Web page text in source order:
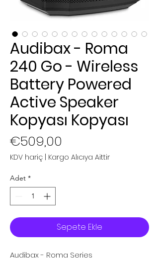
Audibax - Roma
240 Go - Wireless
Battery Powered
Active Speaker
Kopyası Kopyası
€509,00
KDV hariç Kargo Alıcıya Aittir
Adet *
Sepete Ekle
Audibax - Roma Series